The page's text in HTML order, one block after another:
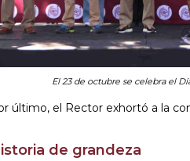
El 23 de octubre se celebra el
último, el Rector exhortó a la
de grandeza